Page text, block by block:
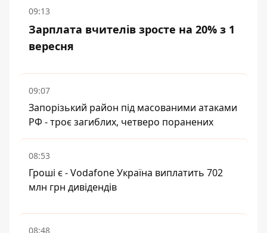
09:13
Зарплата вчителів зросте на 20% з 1
вересня
09:07
Запорізький район під масованими атаками
РФ - троє загиблих, четверо поранених
08:53
Гроші є - Vodafone Україна виплатить 702
млн грн дивідендів
08:48